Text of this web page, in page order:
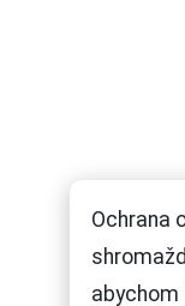
Ochrana
abychom